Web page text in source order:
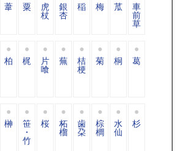
葦 粟 虎
杖
銀
杏
稲 梅 苽 車
前
草
柏 梶 片
喰
蕪 桔
梗
菊 桐 葛
榊 笹
・
竹
桜 柘
榴
歯
朶
棕
櫚
水
仙
杉